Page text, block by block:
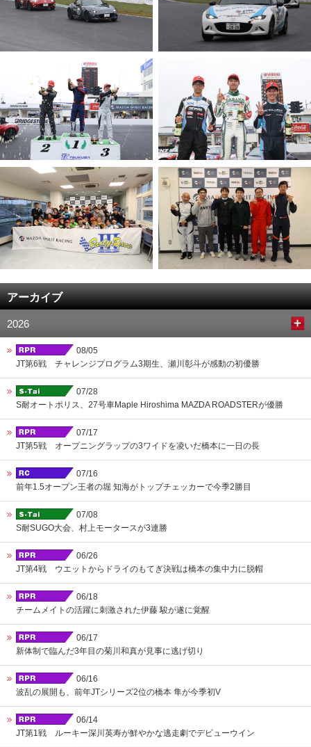
アーカイブ
2026
08/05
JT第6戦 チャレンジプログラム3期生、瀬川彰斗が感動の初優勝
07/28
S耐オートポリス、27号車Maple Hiroshima MAZDA ROADSTERが優勝
07/17
JT第5戦 オープニングラップの3ワイドを凌いだ橋本に一日の長
07/16
前年1.5オープン王者の堀 知海がトップチェッカーで今季2勝目
07/08
S耐SUGO大会、村上モータースが3連勝
06/26
JT第4戦 ウエットからドライのもてぎ決戦は橋本の集中力に脱帽
06/18
チームメイトの活躍に刺激された伊藤 駿が遂に覚醒
06/17
新体制で臨んだ3年目の菊川和真が見事に逃げ切り
06/16
波乱の展開も、前年JTシリーズ2位の橋本 隼が今季初V
06/14
JT第1戦 ルーキー深川英寿が鮮やかな逃走劇でデビューウイン